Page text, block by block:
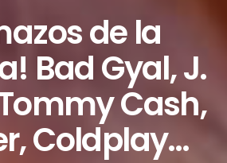
de la
Bad Gyal, J.
Cash,
Coldplay…